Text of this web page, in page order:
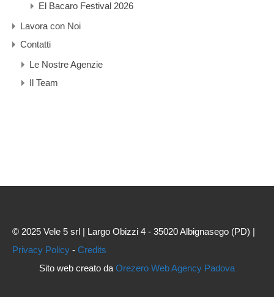
El Bacaro Festival 2026
Lavora con Noi
Contatti
Le Nostre Agenzie
Il Team
© 2025 Vele 5 srl | Largo Obizzi 4 - 35020 Albignasego (PD) |
Privacy Policy - Credits
Sito web creato da Orezero Web Agency Padova